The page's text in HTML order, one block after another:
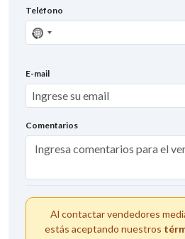
Teléfono
Sin
país
E-mail
Comentarios
Al contactar vendedores
estás aceptando nuestros